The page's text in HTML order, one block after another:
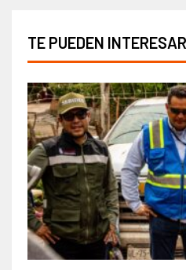
TE PUEDEN INTERESAR